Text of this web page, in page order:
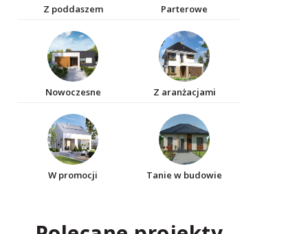
Z poddaszem Parterowe
Nowoczesne Z aranżacjami
W promocji Tanie w budowie